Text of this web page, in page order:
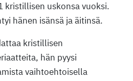
kristillisen uskonsa vuoksi.
hänen isänsä ja äitinsä.
kristillisen
hän pyysi
vaihtoehtoisella